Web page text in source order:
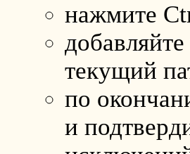
нажмите
текущий
по
и